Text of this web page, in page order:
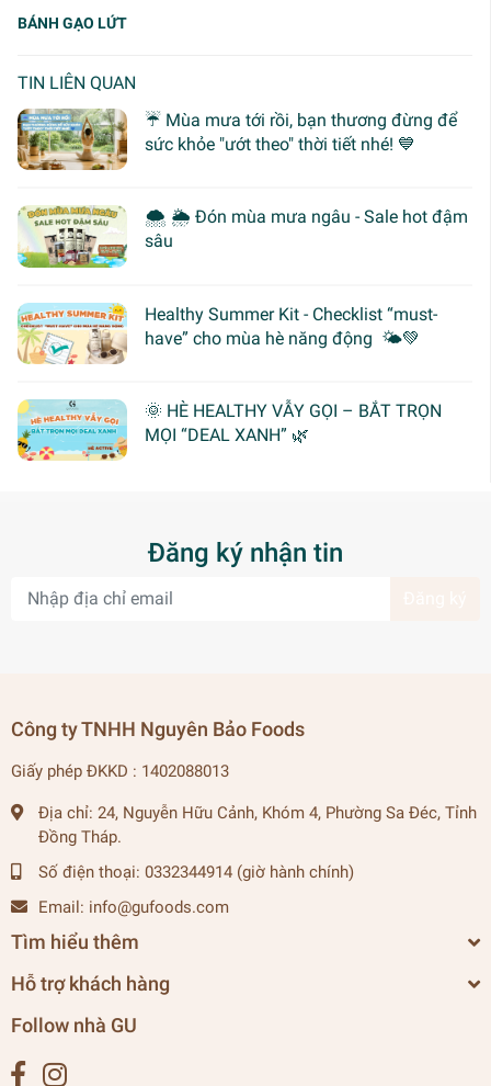
BÁNH GẠO LỨT
TIN LIÊN QUAN
☔ Mùa mưa tới rồi, bạn thương đừng để
sức khỏe "ướt theo" thời tiết nhé! 💙
🌨 🌦 Đón mùa mưa ngâu - Sale hot đậm
sâu
Healthy Summer Kit - Checklist “must-
have” cho mùa hè năng động 🌤️💚
🌞 HÈ HEALTHY VẪY GỌI – BẮT TRỌN
MỌI “DEAL XANH” 🌿
Đăng ký nhận tin
Công ty TNHH Nguyên Bảo Foods
Giấy phép ĐKKD : 1402088013
Địa chỉ: 24, Nguyễn Hữu Cảnh, Khóm 4, Phường Sa Đéc, Tỉnh
Đồng Tháp.
Số điện thoại: 0332344914 (giờ hành chính)
Email: info@gufoods.com
Tìm hiểu thêm
Hỗ trợ khách hàng
Follow nhà GU